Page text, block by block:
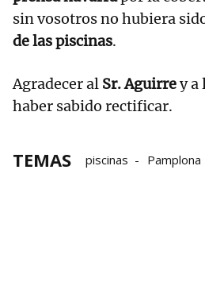
sin vosotros no hubiera
de las piscinas.
Agradecer al Sr. Aguirrey a
haber sabido rectificar.
TEMAS piscinas Pamplona